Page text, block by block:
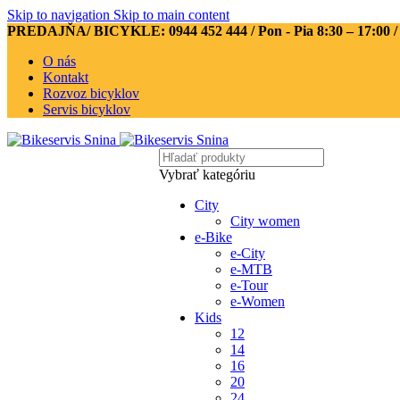
Skip to navigation Skip to main content
PREDAJŇA/ BICYKLE: 0944 452 444 / Pon - Pia 8:30 – 17:00
O nás
Kontakt
Rozvoz bicyklov
Servis bicyklov
Vybrať kategóriu
City
City women
e-Bike
e-City
e-MTB
e-Tour
e-Women
Kids
12
14
16
20